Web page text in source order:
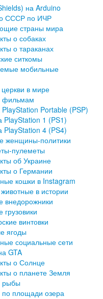
на Arduino
СССР по ИЧР
страны мира
о собаках
о тараканах
ситкомы
мобильные
в мире
фильмам
Portable (PSP)
PlayStation 1 (PS1)
PlayStation 4 (PS4)
женщины-политики
пулеметы
об Украине
о Германии
кошки в Instagram
в истории
внедорожники
винтовки
ягоды
социальные сети
GTA
о Солнце
о планете Земля
рыбы
площади озера